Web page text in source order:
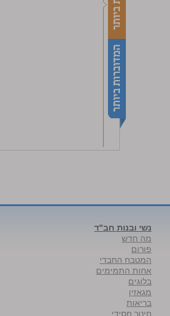
נשי ובנות חב"ד
מה חדש
פורום
המטבח החבדי
אחות התמימים
בלוגים
מגאזין
בריאות
חינוך חסידי